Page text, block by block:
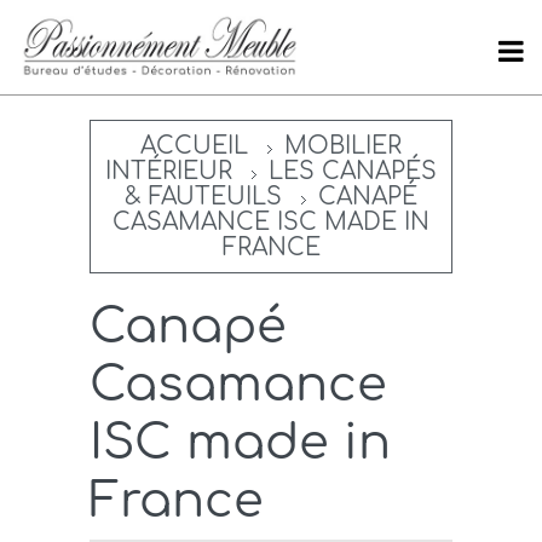
ACCUEIL
MOBILIER
INTÉRIEUR
LES CANAPÉS
& FAUTEUILS
CANAPÉ
CASAMANCE ISC MADE IN
FRANCE
Canapé
Casamance
ISC made in
France